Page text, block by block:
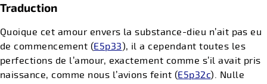
Traduction
Quoique cet amour envers la substance-dieu n’ait pas eu
de commencement (E5p33 ), il a cependant toutes les
perfections de l’amour, exactement comme s’il avait pris
naissance, comme nous l’avions feint (E5p32c). Nulle